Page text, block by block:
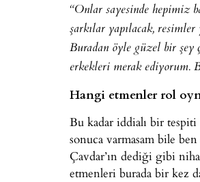
“Onlar sayesinde hepimiz
şarkılar yapılacak,
Buradan öyle güzel bir şey
erkekleri merak ediyorum.
Hangi etmenler rol
Bu kadar iddialı bir
sonuca varmasam bile
Çavdar’ın dediği gibi
etmenleri burada bir kez